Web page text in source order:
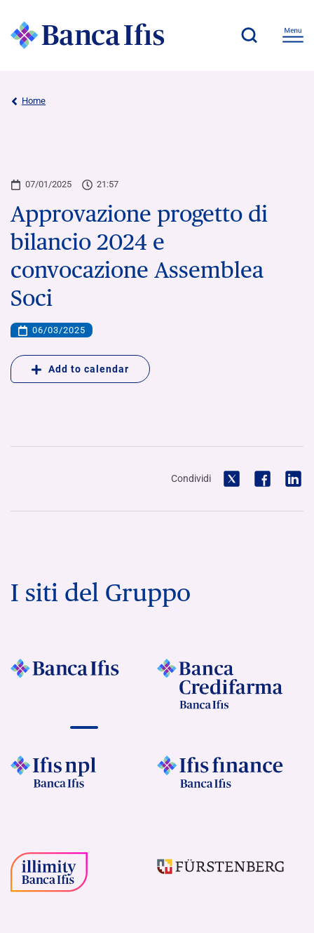
Home
07/01/2025 21:57
Approvazione progetto di
bilancio 2024 e
convocazione Assemblea
Soci
06/03/2025
Add to calendar
Condividi
I siti del Gruppo